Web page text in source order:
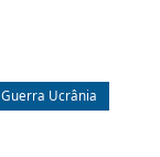
Guerra Ucrânia